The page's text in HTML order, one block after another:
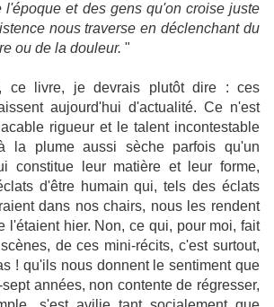
l'époque et des gens qu'on croise juste
nous traverse en déclenchant du
ou de la douleur. "
ce livre, je devrais plutôt dire : ces
aujourd'hui d'actualité. Ce n'est
rigueur et le talent incontestable
la plume aussi sèche parfois qu'un
constitue leur matière et leur forme,
d'être humain qui, tels des éclats
dans nos chairs, nous les rendent
l'étaient hier. Non, ce qui, pour moi, fait
de ces mini-récits, c'est surtout,
! qu'ils nous donnent le sentiment que
années, non contente de régresser,